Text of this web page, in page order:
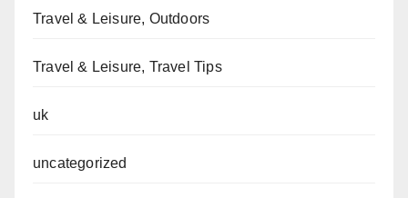
Travel & Leisure, Outdoors
Travel & Leisure, Travel Tips
uk
uncategorized